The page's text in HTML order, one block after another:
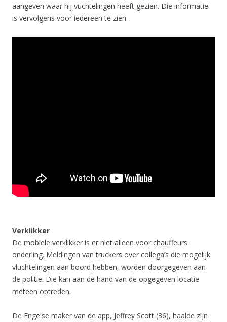
aangeven waar hij vuchtelingen heeft gezien. Die informatie
is vervolgens voor iedereen te zien.
Verklikker
De mobiele verklikker is er niet alleen voor chauffeurs
onderling. Meldingen van truckers over collega’s die mogelijk
vluchtelingen aan boord hebben, worden doorgegeven aan
de politie. Die kan aan de hand van de opgegeven locatie
meteen optreden.
De Engelse maker van de app, Jeffrey Scott (36), haalde zijn